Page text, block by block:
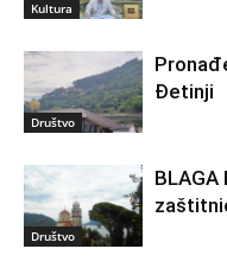
Kultura
Društvo
Đetinji
Društvo
BLAGA